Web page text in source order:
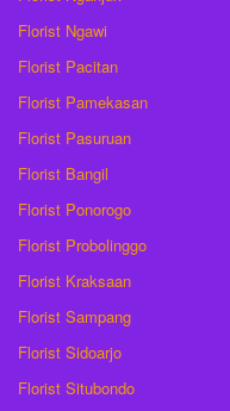
Florist Ngawi
Florist Pacitan
Florist Pamekasan
Florist Pasuruan
Florist Bangil
Florist Ponorogo
Florist Probolinggo
Florist Kraksaan
Florist Sampang
Florist Sidoarjo
Florist Situbondo